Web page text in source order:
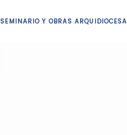
SEMINARIO Y OBRAS